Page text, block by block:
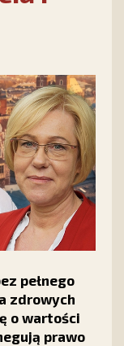
pełnego
zdrowych
o wartości
prawo